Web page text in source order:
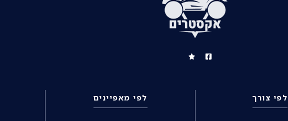
לפי צורך לפי מאפיינים